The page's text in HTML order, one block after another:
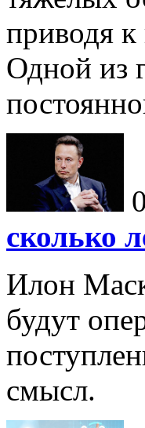
приводя
Одной из
сколько
Илон
будут
смысл.